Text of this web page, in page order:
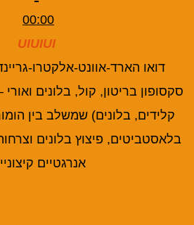
00:00
UIUIUI
דואו הארד-אוונט-אלקטרו-
סקסופון בריטון, קול, בלונים
קלידים, בלונים) שמשלב בין
בלאסטביטים, פיצוץ בלונים
אנרגטיים